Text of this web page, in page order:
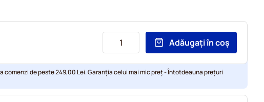
Adăugați în coș
comenzi de peste 249,00 Lei. Garanția celui mai mic preț - Întotdeauna prețuri